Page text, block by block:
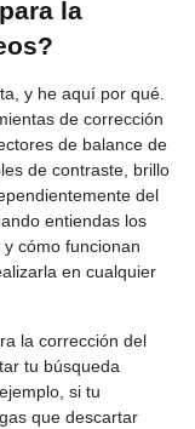
la
y he aquí por qué.
de corrección
de balance de
de contraste, brillo
del
entiendas los
cómo funcionan
en cualquier
la corrección del
tu búsqueda
si tu
que descartar